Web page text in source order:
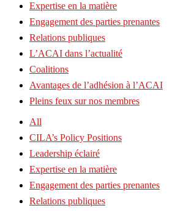
Expertise en la matière
Engagement des parties prenantes
Relations publiques
L’ACAI dans l’actualité
Coalitions
Avantages de l’adhésion à l’ACAI
Pleins feux sur nos membres
All
CILA’s Policy Positions
Leadership éclairé
Expertise en la matière
Engagement des parties prenantes
Relations publiques